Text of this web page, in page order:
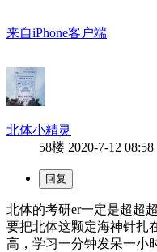
来自iPhone客户端
北体小精灵
58楼 2020-7-12 08:58
北体的考研er一定是超超
要把北体这颗定海神针扎
高，学习一分钟发呆一小